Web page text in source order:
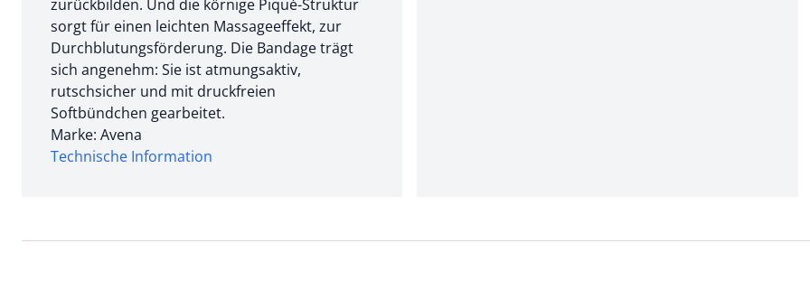
zurückbilden. Und die körnige Piqué-Struktur
sorgt für einen leichten Massageeffekt, zur
Durchblutungsförderung. Die Bandage trägt
sich angenehm: Sie ist atmungsaktiv,
rutschsicher und mit druckfreien
Softbündchen gearbeitet.
Marke: Avena
Technische Information